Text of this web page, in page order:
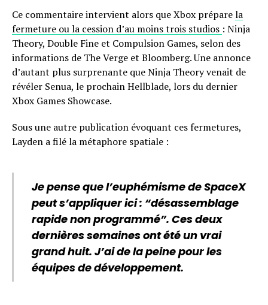
Ce commentaire intervient alors que Xbox préparela
fermeture ou la cession d’au moins trois studios : Ninja
Theory, Double Fine et Compulsion Games, selon des
informations de The Verge et Bloomberg. Une annonce
d’autant plus surprenante que Ninja Theory venait de
révéler Senua, le prochain Hellblade, lors du dernier
Xbox Games Showcase.
Sous une autre publication évoquant ces fermetures,
Layden a filé la métaphore spatiale :
Je pense que l’euphémisme de SpaceX
peut s’appliquer ici : “désassemblage
rapide non programmé”. Ces deux
dernières semaines ont été un vrai
grand huit. J’ai de la peine pour les
équipes de développement.